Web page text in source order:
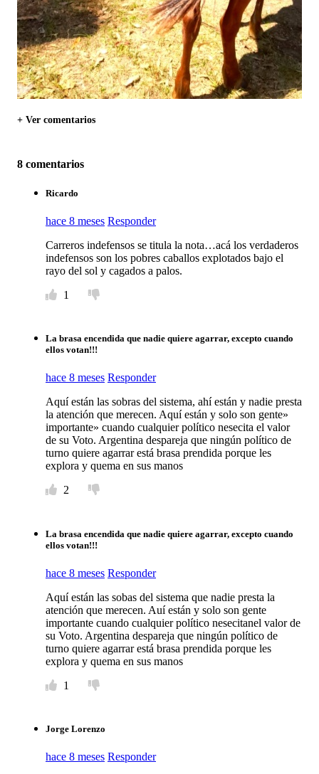
+ Ver comentarios
8 comentarios
Ricardo
hace 8 meses Responder
Carreros indefensos se titula la nota…acá los verdaderos
indefensos son los pobres caballos explotados bajo el
rayo del sol y cagados a palos.
1
La brasa encendida que nadie quiere agarrar, excepto cuando
ellos votan!!!
hace 8 meses Responder
Aquí están las sobras del sistema, ahí están y nadie presta
la atención que merecen. Aquí están y solo son gente»
importante» cuando cualquier político nesecita el valor
de su Voto. Argentina despareja que ningún político de
turno quiere agarrar está brasa prendida porque les
explora y quema en sus manos
2
La brasa encendida que nadie quiere agarrar, excepto cuando
ellos votan!!!
hace 8 meses Responder
Aquí están las sobas del sistema que nadie presta la
atención que merecen. Auí están y solo son gente
importante cuando cualquier político nesecitanel valor de
su Voto. Argentina despareja que ningún político de
turno quiere agarrar está brasa prendida porque les
explora y quema en sus manos
1
Jorge Lorenzo
hace 8 meses Responder